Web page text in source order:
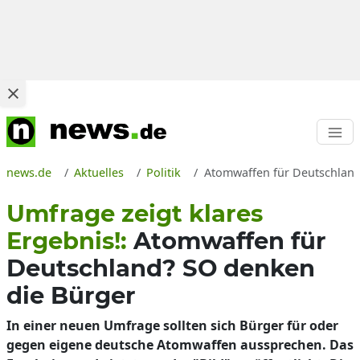
news.de Aktuelles Politik Atomwaffen für
Umfrage zeigt klares
Ergebnis!: Atomwaffen für
Deutschland? SO denken
die Bürger
In einer neuen Umfrage sollten sich Bürger für oder
gegen eigene deutsche Atomwaffen aussprechen. Das